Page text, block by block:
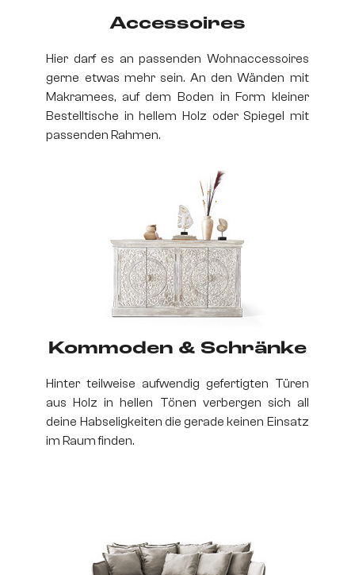
Accessoires
Hier darf es an passenden Wohnaccessoires
gerne etwas mehr sein. An den Wänden mit
Makramees, auf dem Boden in Form kleiner
Bestelltische in hellem Holz oder Spiegel mit
passenden Rahmen.
Kommoden & Schränke
Hinter teilweise aufwendig gefertigten Türen
aus Holz in hellen Tönen verbergen sich all
deine Habseligkeiten die gerade keinen Einsatz
im Raum finden.